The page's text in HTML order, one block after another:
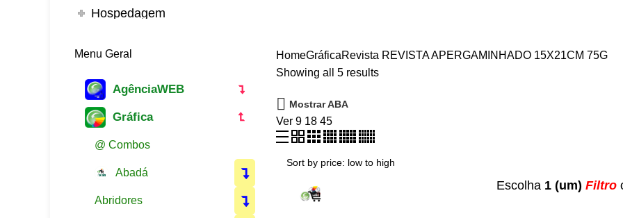
Hospedagem
Menu Geral
AgênciaWEB
Gráfica
@ Combos
Abadá
Abridores
HomeGráficaRevista REVISTA APERGAMINHADO 15X21CM 75G
Showing all 5 results
Mostrar ABA
Ver 9 18 45
Escolha 1 (um)Filtro